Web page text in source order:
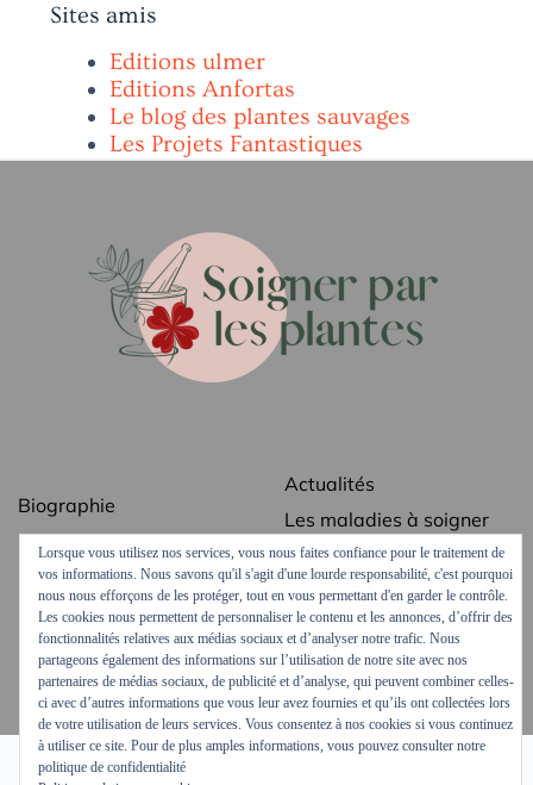
Sites amis
Editions ulmer
Editions Anfortas
Le blog des plantes sauvages
Les Projets Fantastiques
Biographie
Bibliographie
Revue de presse
Contact
Mentions légales
Actualités
Les maladies à soigner
avec des plantes
Les secrets des plantes
médicinales
Ordonnances vertes
Podcasts et vidéos
Lorsque vous utilisez nos services, vous nous faites confiance pour le traitement de
vos informations. Nous savons qu'il s'agit d'une lourde responsabilité, c'est pourquoi
nous nous efforçons de les protéger, tout en vous permettant d'en garder le contrôle.
Les cookies nous permettent de personnaliser le contenu et les annonces, d’offrir des
fonctionnalités relatives aux médias sociaux et d’analyser notre trafic. Nous
partageons également des informations sur l’utilisation de notre site avec nos
partenaires de médias sociaux, de publicité et d’analyse, qui peuvent combiner celles-
ci avec d’autres informations que vous leur avez fournies et qu’ils ont collectées lors
de votre utilisation de leurs services. Vous consentez à nos cookies si vous continuez
à utiliser ce site. Pour de plus amples informations, vous pouvez consulter notre
politique de confidentialité